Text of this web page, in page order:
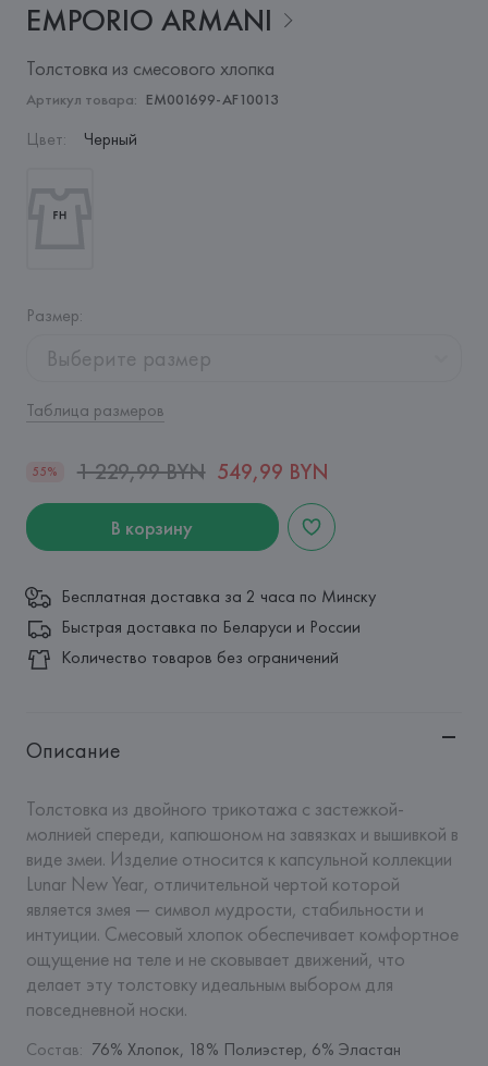
EMPORIO ARMANI
Толстовка из смесового хлопка
Артикул товара: EM001699-AF10013
Цвет: Черный
Размер:
Выберите размер
Таблица размеров
55% 1 229,99 BYN 549,99 BYN
В корзину
Бесплатная доставка за 2 часа по Минску
Быстрая доставка по Беларуси и России
Количество товаров без ограничений
Описание
Толстовка из двойного трикотажа с застежкой-
молнией спереди, капюшоном на завязках и вышивкой в
виде змеи. Изделие относится к капсульной коллекции
Lunar New Year, отличительной чертой которой
является змея — символ мудрости, стабильности и
интуиции. Смесовый хлопок обеспечивает комфортное
ощущение на теле и не сковывает движений, что
делает эту толстовку идеальным выбором для
повседневной носки.
Состав: 76% Хлопок, 18% Полиэстер, 6% Эластан